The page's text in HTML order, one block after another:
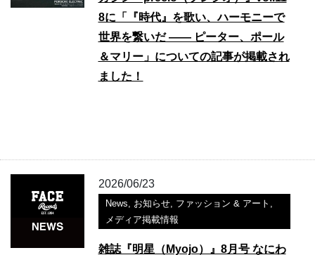
8に「『時代』を歌い、ハーモニーで
世界を繋いだ ―― ピーター、ポール
＆マリー」についての記事が掲載され
ました！
2026/06/23
News, お知らせ, ファッション & アート ,
メディア掲載情報
雑誌『明星（Myojo）』8月号 なにわ